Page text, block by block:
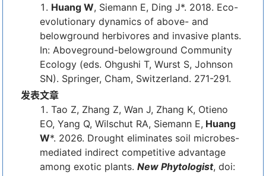
Huang W, Siemann E, Ding J*. 2018. Eco-
evolutionary dynamics of above- and
belowground herbivores and invasive plants.
In: Aboveground-belowground Community
Ecology (eds. Ohgushi T, Wurst S, Johnson
SN). Springer, Cham, Switzerland. 271-291.
发表文章
Tao Z, Zhang Z, Wan J, Zhang K, Otieno
EO, Yang Q, Wilschut RA, Siemann E, Huang
W*. 2026. Drought eliminates soil microbes-
mediated indirect competitive advantage
among exotic plants. New Phytologist, doi: